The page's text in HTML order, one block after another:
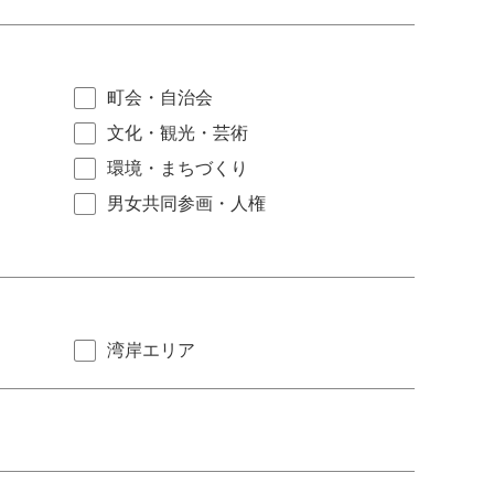
町会・自治会
文化・観光・芸術
環境・まちづくり
男女共同参画・人権
湾岸エリア